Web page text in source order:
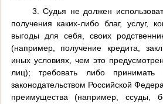
3. Судья не должен
получения каких-либо благ, услуг,
выгоды для себя, своих
(например, получение кредита,
иных условиях, чем это
лиц); требовать либо принимать
законодательством Российской
преимущества (например, ссуды,